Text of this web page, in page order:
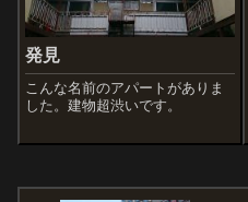
発見
こんな名前のアパートがありま
した。建物超渋いです。